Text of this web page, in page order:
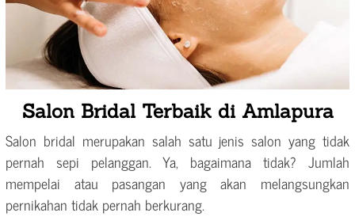
Salon Bridal Terbaik di Amlapura
Salon bridal merupakan salah satu jenis salon yang tidak
pernah sepi pelanggan. Ya, bagaimana tidak? Jumlah
mempelai atau pasangan yang akan melangsungkan
pernikahan tidak pernah berkurang.